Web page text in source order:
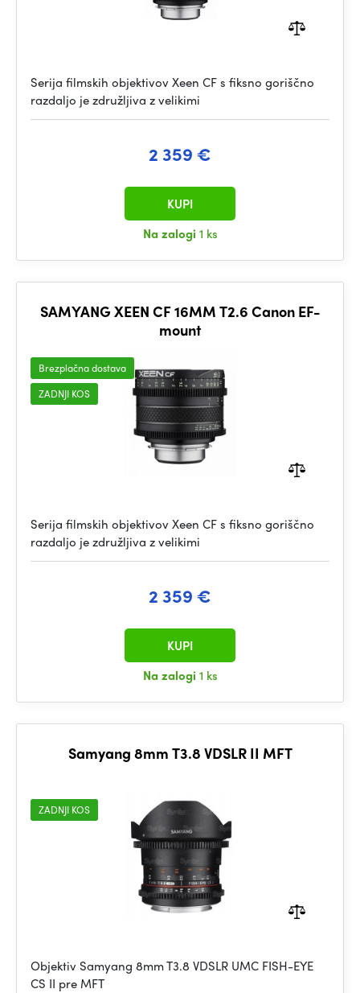
Serija filmskih objektivov Xeen CF s fiksno goriščno
razdaljo je združljiva z velikimi
2 359 €
Na zalogi 1 ks
KUPI
SAMYANG XEEN CF 16MM T2.6 Canon EF-
mount
Brezplačna dostava
ZADNJI KOS
Serija filmskih objektivov Xeen CF s fiksno goriščno
razdaljo je združljiva z velikimi
2 359 €
Na zalogi 1 ks
KUPI
Samyang 8mm T3.8 VDSLR II MFT
ZADNJI KOS
Objektiv Samyang 8mm T3.8 VDSLR UMC FISH-EYE
CS II pre MFT